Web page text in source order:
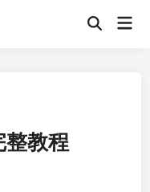
Open
整教程